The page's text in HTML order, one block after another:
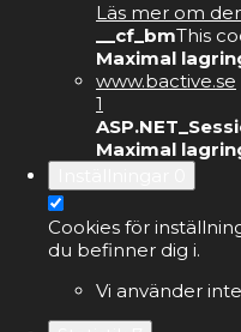
Läs mer om
__cf_bmThis
Maximal
www.bactive.se
1
Maximal
Cookies för
du befinner dig i.
Vi använder